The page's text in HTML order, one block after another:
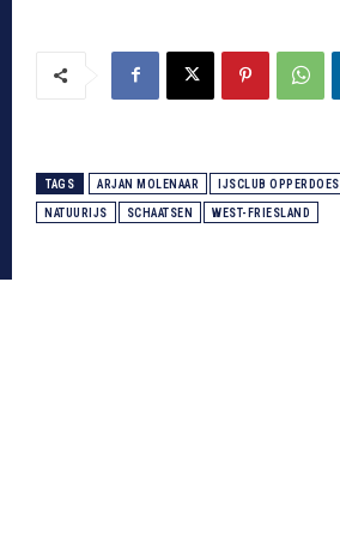
TAGS ARJAN MOLENAAR IJSCLUB OPPERDOES
NATUURIJS SCHAATSEN WEST-FRIESLAND